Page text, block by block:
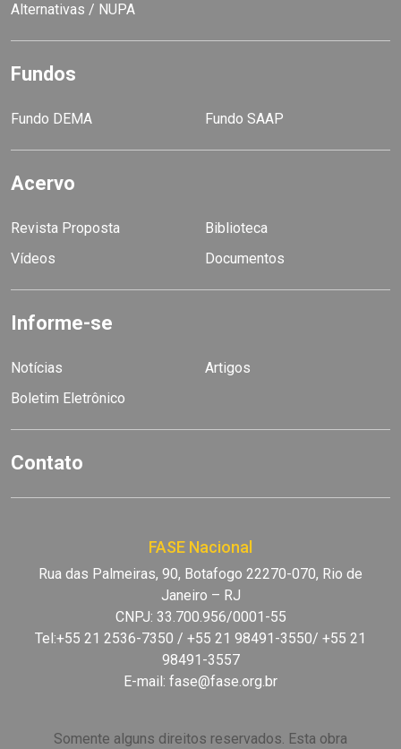
Alternativas / NUPA
Fundos
Fundo DEMA Fundo SAAP
Acervo
Revista Proposta
Biblioteca
Vídeos
Documentos
Informe-se
Notícias
Artigos
Boletim Eletrônico
Contato
FASE Nacional
Rua das Palmeiras, 90, Botafogo 22270-070, Rio de
Janeiro – RJ
CNPJ: 33.700.956/0001-55
Tel:+55 21 2536-7350 / +55 21 98491-3550/ +55 21
98491-3557
E-mail: fase@fase.org.br
Somente alguns direitos reservados. Esta obra